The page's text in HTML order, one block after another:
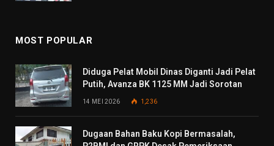
MOST POPULAR
Diduga Pelat Mobil Dinas Diganti Jadi Pelat
Putih, Avanza BK 1125 MM Jadi Sorotan
14 MEI 2026 1,236
Dugaan Bahan Baku Kopi Bermasalah,